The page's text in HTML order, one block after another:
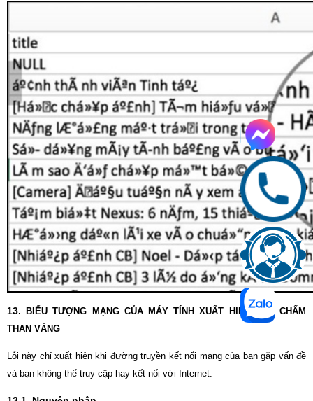
13.BIỂU TƯỢNG MẠNG CỦA MÁY TÍNH XUẤT HIỆN DẤU CHẤM
THAN VÀNG
Lỗi này chỉ xuất hiện khi đường truyền kết nối mạng của bạn gặp vấn đề
và bạn không thể truy cập hay kết nối với Internet.